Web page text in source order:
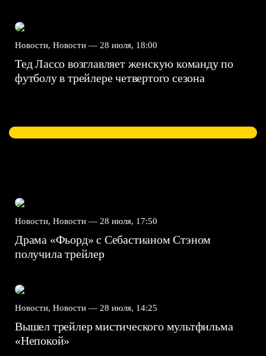
Новости, Новости — 28 июля, 18:00
Тед Лассо возглавляет женскую команду по
футболу в трейлере четвертого сезона
Новости, Новости — 28 июля, 17:50
Драма «Фьорд» с Себастианом Стэном
получила трейлер
Новости, Новости — 28 июля, 14:25
Вышел трейлер мистического мультфильма
«Непокой»